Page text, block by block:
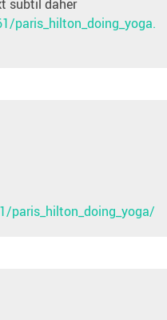
subtil daher
paris_hilton_doing_yoga.